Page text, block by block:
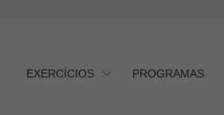
EXERCÍCIOS PROGRAMAS